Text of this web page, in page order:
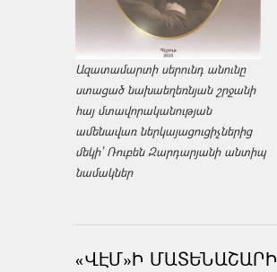
Ազատամարտի սերունդ անունը
ստացած նախաեղեռնյան շրջանի
հայ մտավորականության
ամենավառ ներկայացուցիչներից
մեկի՝ Ռուբեն Զարդարյանի անտիպ
նամակներ
«ՎԷՄ»Ի ՄԱՏԵՆԱՇԱՐԻ